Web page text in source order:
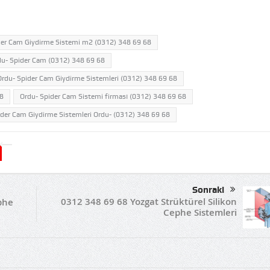
Cam Giydirme Sistemi m2 (0312) 348 69 68
Spider Cam (0312) 348 69 68
Spider Cam Giydirme Sistemleri (0312) 348 69 68
Ordu- Spider Cam Sistemi firması (0312) 348 69 68
Cam Giydirme Sistemleri Ordu- (0312) 348 69 68
Sonraki
0312 348 69 68 Yozgat Strüktürel Silikon
Cephe Sistemleri